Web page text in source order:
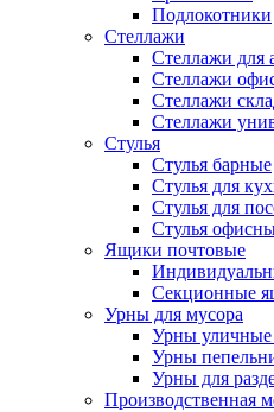
Подлокотники
Стеллажи
Стеллажи для
Стеллажи
Стеллажи
Стеллажи
Стулья
Стулья барные
Стулья для
Стулья для
Стулья
Ящики почтовые
Секционные
Урны для мусора
Урны уличные
Урны
Урны для
Производственная